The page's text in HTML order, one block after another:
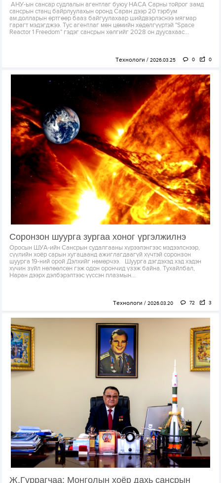
АНУ-ын сансар судлалын агентлаг буюу НАСА Сарны тойрог замд
сансрын станц байрлуулахын оронд Саран дээр 20 тэрбум
ам.долларын өртгөөр бааз байгуулахаар шийдвэрлэснээ мягмар
гарагт мэдэгджээ. Тус агентлаг мөн цөмийн хөдөлгүүртэй "Space
Reactor 1 Freedom" гэдэг сансрын хөлгийг 2028 он дуусахаас...
Технологи 2026.03.25 0 0
Соронзон шуурга зургаа хоног үргэлжилнэ
Оросын ШУА-ийн Сансрын судалгааны хүрээлэнгээс мэдээлснээр,
сүүлийн хоёр сарын хугацаанд ажиглагдаагүй хүчтэй соронзон
шуурга 19-ний орой Дэлхийг нөмөрчээ. Шуурга дэгдэхэд хэд хэдэн
хүчин зүйл нөлөөлсөн гэж одон орончид үзэж байна. Тухайлбал,
Наран дээрх дэлбэрэлтээс үүссэн плазмын...
Технологи 2026.03.20 72 3
Ж.Гүррагчаа: Монголын хоёр дахь сансрын